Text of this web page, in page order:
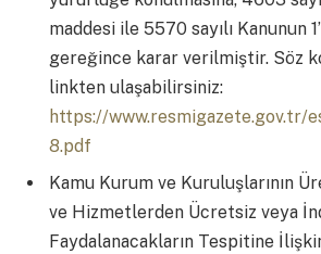
maddesi ile 5570 sayılı Kanunun
gereğince karar verilmiştir. Söz
linkten ulaşabilirsiniz:
https://www.resmigazete.gov.tr/
8.pdf
Kamu Kurum ve Kuruluşlarının
ve Hizmetlerden Ücretsiz veya
Faydalanacakların Tespitine